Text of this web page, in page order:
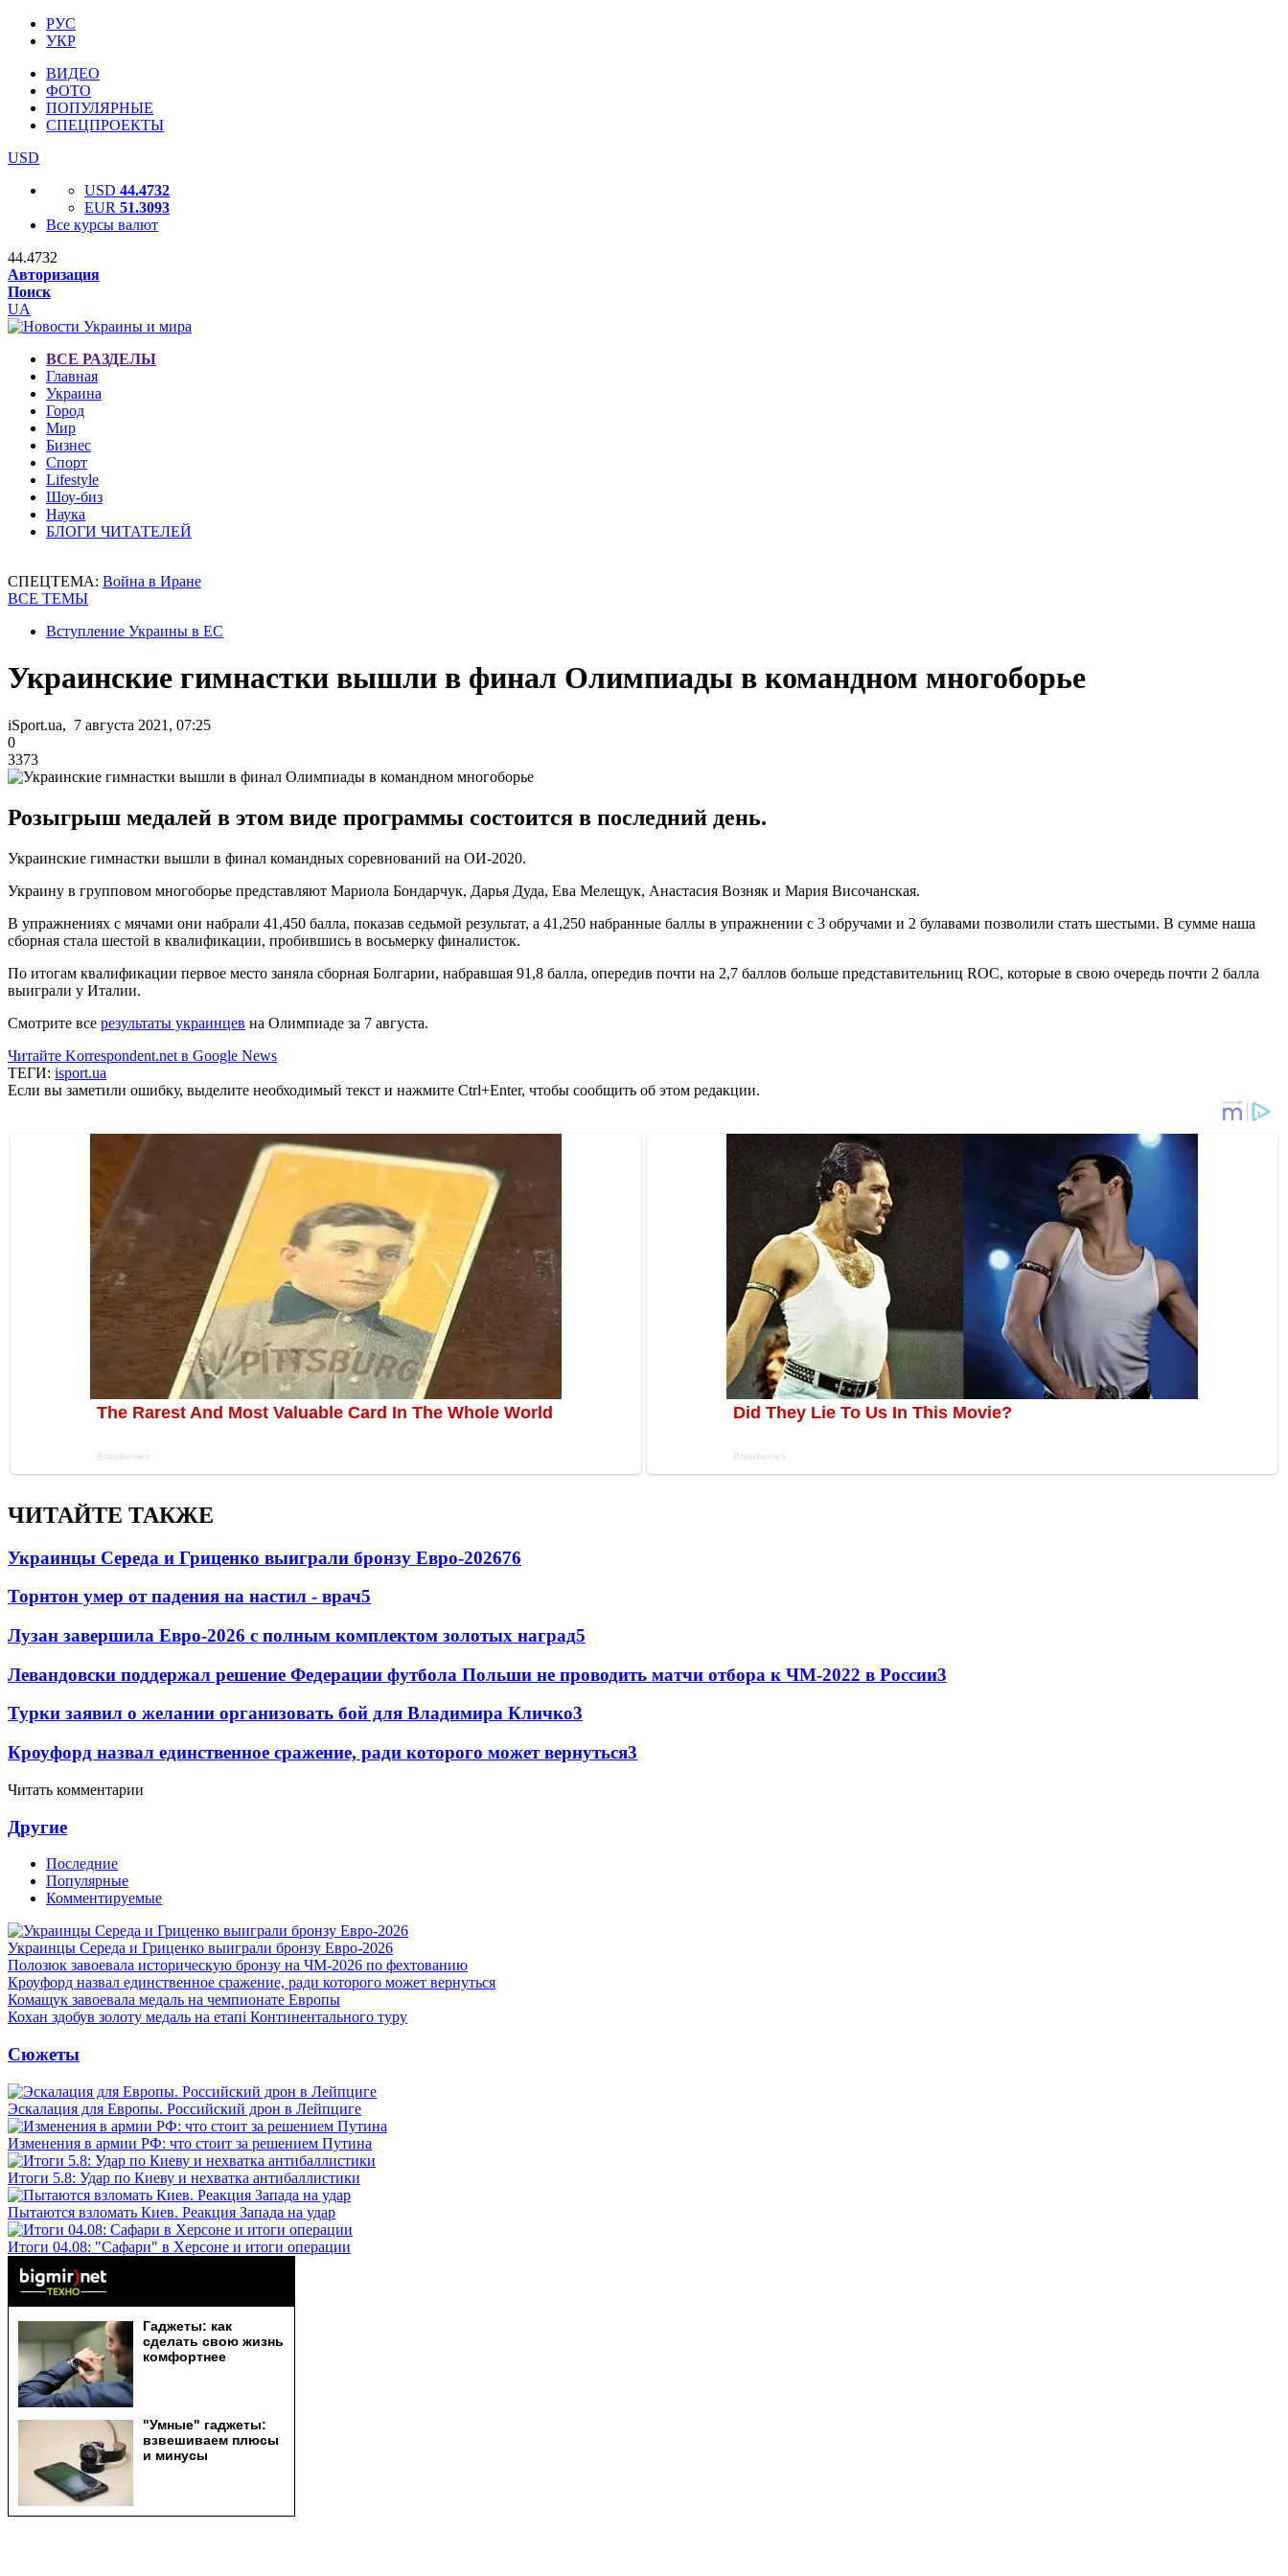
РУС
УКР
ВИДЕО
ФОТО
ПОПУЛЯРНЫЕ
СПЕЦПРОЕКТЫ
USD
USD 44.4732
EUR 51.3093
Все курсы валют
44.4732
Авторизация
Поиск
UA
ВСЕ РАЗДЕЛЫ
Главная
Украина
Город
Мир
Бизнес
Спорт
Lifestyle
Шоу-биз
Наука
БЛОГИ ЧИТАТЕЛЕЙ
СПЕЦТЕМА: Война в Иране
ВСЕ ТЕМЫ
Вступление Украины в ЕС
Украинские гимнастки вышли в финал Олимпиады в командном многоборье
iSport.ua, 7 августа 2021, 07:25
0
3373
Розыгрыш медалей в этом виде программы состоится в последний день.
Украинские гимнастки вышли в финал командных соревнований на ОИ-2020.
Украину в групповом многоборье представляют Мариола Бондарчук, Дарья Дуда, Ева Мелещук, Анастасия Возняк и Мария Височанская.
В упражнениях с мячами они набрали 41,450 балла, показав седьмой результат, а 41,250 набранные баллы в упражнении с 3 обручами и 2 булавами позволили стать шестыми. В сумме наша
сборная стала шестой в квалификации, пробившись в восьмерку финалисток.
По итогам квалификации первое место заняла сборная Болгарии, набравшая 91,8 балла, опередив почти на 2,7 баллов больше представительниц ROC, которые в свою очередь почти 2 балла
выиграли у Италии.
Смотрите все результаты украинцев на Олимпиаде за 7 августа.
Читайте Korrespondent.net в Google News
ТЕГИ: isport.ua
Если вы заметили ошибку, выделите необходимый текст и нажмите Ctrl+Enter, чтобы сообщить об этом редакции.
ЧИТАЙТЕ ТАКЖЕ
Украинцы Середа и Гриценко выиграли бронзу Евро-202676
Торнтон умер от падения на настил - врач5
Лузан завершила Евро-2026 с полным комплектом золотых наград5
Левандовски поддержал решение Федерации футбола Польши не проводить матчи отбора к ЧМ-2022 в России3
Турки заявил о желании организовать бой для Владимира Кличко3
Кроуфорд назвал единственное сражение, ради которого может вернуться3
Читать комментарии
Другие
Последние
Популярные
Комментируемые
Украинцы Середа и Гриценко выиграли бронзу Евро-2026
Полозюк завоевала историческую бронзу на ЧМ-2026 по фехтованию
Кроуфорд назвал единственное сражение, ради которого может вернуться
Комащук завоевала медаль на чемпионате Европы
Кохан здобув золоту медаль на етапі Континентального туру
Сюжеты
Эскалация для Европы. Российский дрон в Лейпциге
Изменения в армии РФ: что стоит за решением Путина
Итоги 5.8: Удар по Киеву и нехватка антибаллистики
Пытаются взломать Киев. Реакция Запада на удар
Итоги 04.08: "Сафари" в Херсоне и итоги операции